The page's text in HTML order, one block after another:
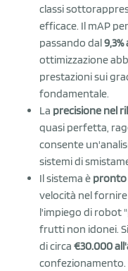
classi
efficace. Il mAP
passando dal9,3%
ottimizzazione
prestazioni sui
fondamentale.
La precisione nel
quasi perfetta,
consente
sistemi di
Il sistema è pronto
velocità nel
l'impiego di robot
frutti non idonei.
di circa €30.000
confezionamento.